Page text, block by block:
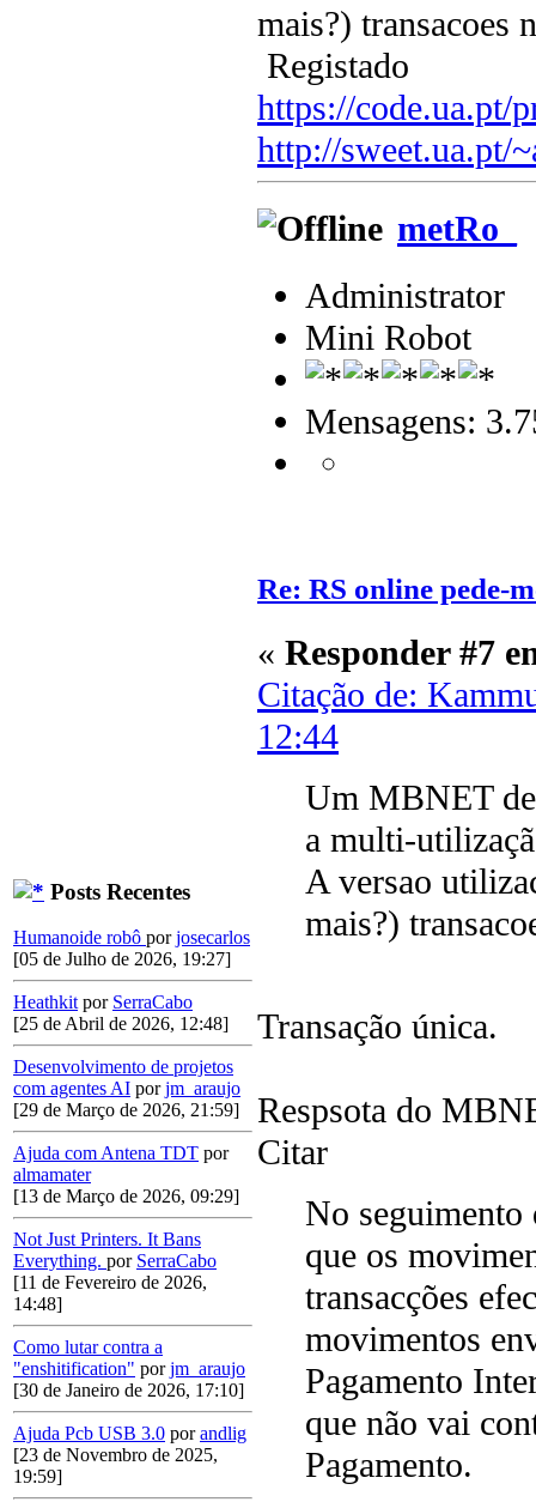
Posts Recentes
Humanoide robô porjosecarlos
[05 de Julho de 2026, 19:27]
Heathkit por SerraCabo
[25 de Abril de 2026, 12:48]
Desenvolvimento de projetos
com agentes AI porjm_araujo
[29 de Março de 2026, 21:59]
Ajuda com Antena TDT por
almamater
[13 de Março de 2026, 09:29]
Not Just Printers. It Bans
Everything. por SerraCabo
[11 de Fevereiro de 2026,
14:48]
Como lutar contra a
"enshitification" porjm_araujo
[30 de Janeiro de 2026, 17:10]
Ajuda Pcb USB 3.0 porandlig
[23 de Novembro de 2025,
19:59]
mais?) transacoes
Registado
https://code.ua.pt/
http://sweet.ua.pt/
metRo_
Administrator
Mini Robot
Mensagens:
Re: RS online pede-
« Responder #7
Citação de:
12:44
Um MBNET
a multi-
A versao
mais?)
Transação única.
Respsota do
Citar
No seguimento
que os
transacções
movimentos
Pagamento
que não vai
Pagamento.